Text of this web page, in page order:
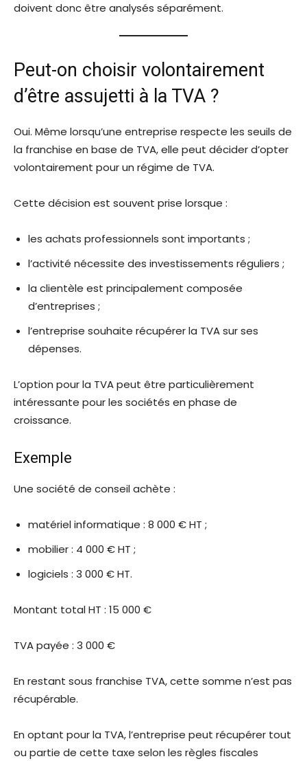
doivent donc être analysés séparément.
Peut-on choisir volontairement
d’être assujetti à la TVA ?
Oui. Même lorsqu’une entreprise respecte les seuils de
la franchise en base de TVA, elle peut décider d’opter
volontairement pour un régime de TVA.
Cette décision est souvent prise lorsque :
les achats professionnels sont importants ;
l’activité nécessite des investissements réguliers ;
la clientèle est principalement composée
d’entreprises ;
l’entreprise souhaite récupérer la TVA sur ses
dépenses.
L’option pour la TVA peut être particulièrement
intéressante pour les sociétés en phase de
croissance.
Exemple
Une société de conseil achète :
matériel informatique : 8 000 € HT ;
mobilier : 4 000 € HT ;
logiciels : 3 000 € HT.
Montant total HT : 15 000 €
TVA payée : 3 000 €
En restant sous franchise TVA, cette somme n’est pas
récupérable.
En optant pour la TVA, l’entreprise peut récupérer tout
ou partie de cette taxe selon les règles fiscales